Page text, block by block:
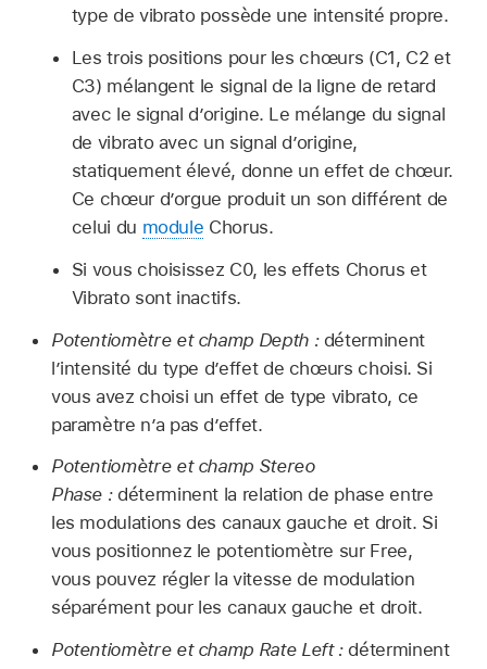
type de vibrato possède une intensité propre.
Les trois positions pour les chœurs (C1, C2 et
C3) mélangent le signal de la ligne de retard
avec le signal d’origine. Le mélange du signal
de vibrato avec un signal d’origine,
statiquement élevé, donne un effet de chœur.
Ce chœur d’orgue produit un son différent de
celui du module Chorus.
Si vous choisissez C0, les effets Chorus et
Vibrato sont inactifs.
Potentiomètre et champ Depth :déterminent
l’intensité du type d’effet de chœurs choisi. Si
vous avez choisi un effet de type vibrato, ce
paramètre n’a pas d’effet.
Potentiomètre et champ Stereo
Phase :déterminent la relation de phase entre
les modulations des canaux gauche et droit. Si
vous positionnez le potentiomètre sur Free,
vous pouvez régler la vitesse de modulation
séparément pour les canaux gauche et droit.
Potentiomètre et champ Rate Left :déterminent